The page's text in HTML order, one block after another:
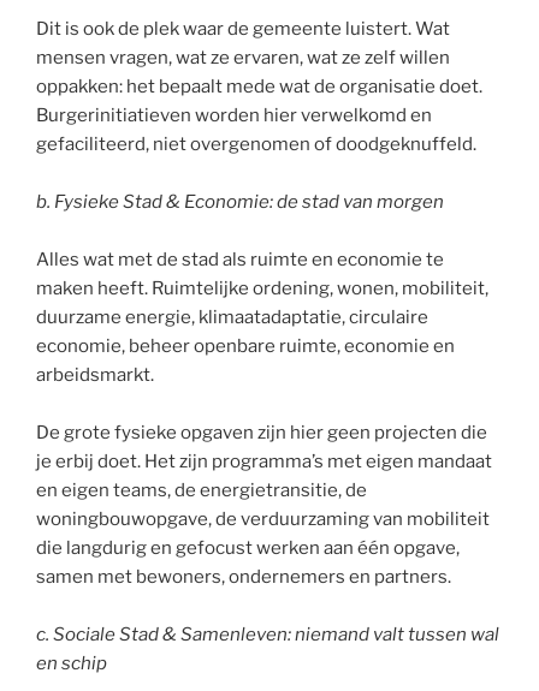
Dit is ook de plek waar de gemeente luistert. Wat
mensen vragen, wat ze ervaren, wat ze zelf willen
oppakken: het bepaalt mede wat de organisatie doet.
Burgerinitiatieven worden hier verwelkomd en
gefaciliteerd, niet overgenomen of doodgeknuffeld.
b. Fysieke Stad & Economie: de stad van morgen
Alles wat met de stad als ruimte en economie te
maken heeft. Ruimtelijke ordening, wonen, mobiliteit,
duurzame energie, klimaatadaptatie, circulaire
economie, beheer openbare ruimte, economie en
arbeidsmarkt.
De grote fysieke opgaven zijn hier geen projecten die
je erbij doet. Het zijn programma’s met eigen mandaat
en eigen teams, de energietransitie, de
woningbouwopgave, de verduurzaming van mobiliteit
die langdurig en gefocust werken aan één opgave,
samen met bewoners, ondernemers en partners.
c. Sociale Stad & Samenleven: niemand valt tussen wal
en schip